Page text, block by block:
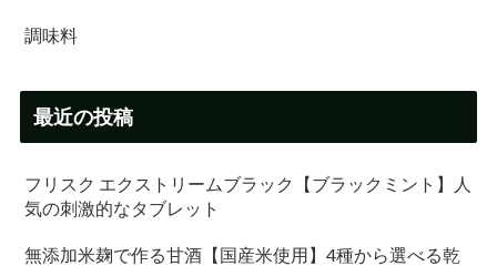
調味料
最近の投稿
フリスク エクストリームブラック【ブラックミント】人
気の刺激的なタブレット
無添加米麹で作る甘酒【国産米使用】4種から選べる乾